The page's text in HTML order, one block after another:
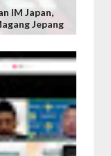
IM Japan,
Jepang